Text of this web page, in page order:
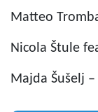
Matteo
Nicola Štule
Majda Šušelj